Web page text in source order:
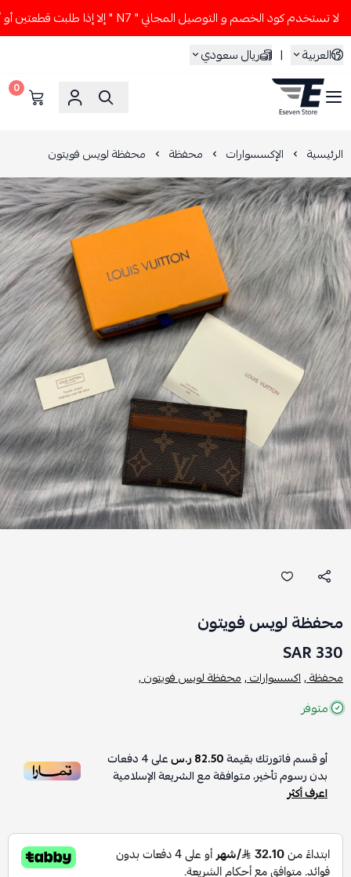
لا تستخدم كود الخصم و التوصيل المجاني " N7 " إلا إذا طلبت قطعتين أو أكثر 👀🔥
العربية
| ريال سعودي
ESEVEN STORE
0
الرئيسية الإكسسوارات محفظة محفظة لويس فويتون
محفظة لويس فويتون
330 SAR
محفظة ,اكسسوارات ,محفظة لويس فويتون ,
متوفر
أو قسم فاتورتك بقيمة82.50 ر.س على4دفعات
بدون رسوم تأخير، متوافقة مع الشريعة الإسلامية
اعرف أكثر